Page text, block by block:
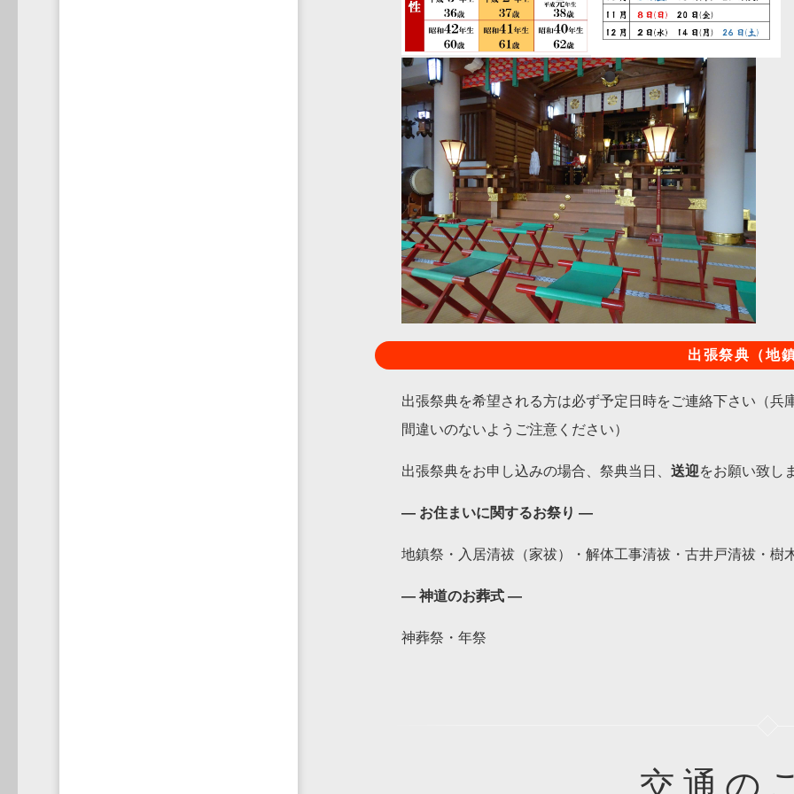
出張祭典（地
出張祭典を希望される方は必ず予定日時をご連絡下さい（
間違いのないようご注意ください）
出張祭典をお申し込みの場合、祭典当日、送迎をお願い致し
― お住まいに関するお祭り ―
地鎮祭・入居清祓（家祓）・解体工事清祓・古井戸清祓・樹
― 神道のお葬式 ―
神葬祭・年祭
交通の